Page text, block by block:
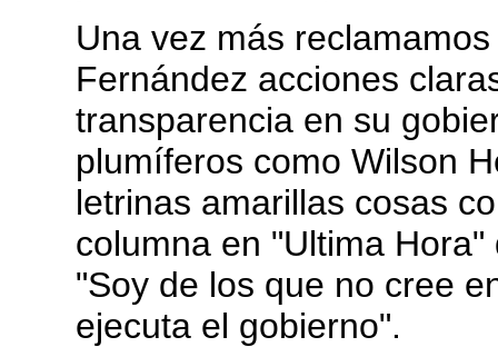
Una vez más
Fernández acciones
transparencia en su
plumíferos como Wilson
letrinas amarillas cosas
columna en "Ultima
"Soy de los que no cree
ejecuta el gobierno".